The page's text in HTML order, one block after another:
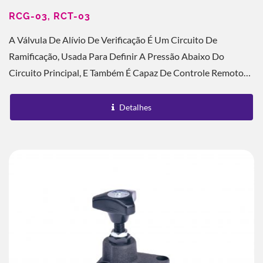
RCG-03, RCT-03
A Válvula De Alívio De Verificação É Um Circuito De
Ramificação, Usada Para Definir A Pressão Abaixo Do
Circuito Principal, E Também É Capaz De Controle Remoto
Detalhes